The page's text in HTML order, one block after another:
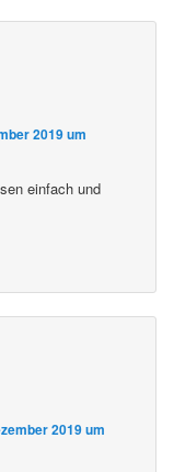
2019 um
einfach und
2019 um